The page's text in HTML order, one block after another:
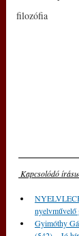
filozófia
Kapcsolódó
nyelvművelő
Gyimóthy